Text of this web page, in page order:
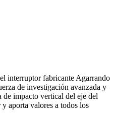
interruptor fabricante Agarrando
de investigación avanzada y
de impacto vertical del eje del
aporta valores a todos los